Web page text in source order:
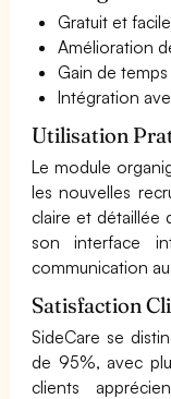
Gratuit et
Amélioration
Gain de
Intégration
Utilisation
Le module
les nouvelles
claire et détaillée
son interface
communication
Satisfaction
SideCare se
de 95%, avec
clients